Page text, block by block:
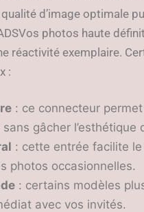
d’image optimale
photos haute
réactivité exemplaire.
:
: ce connecteur
gâcher l’esthétique
: cette entrée facilite
photos occasionnelles.
: certains modèles
avec vos invités.